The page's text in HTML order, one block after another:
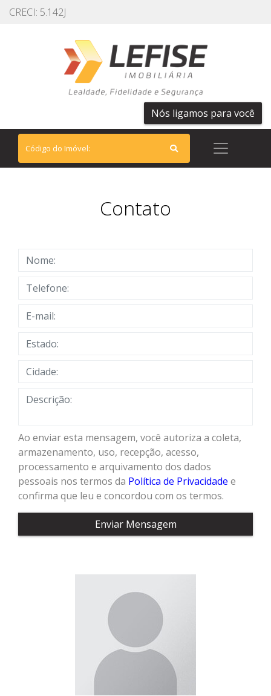
CRECI: 5.142J
Nós ligamos para você
Contato
Ao enviar esta mensagem, você autoriza a coleta,
armazenamento, uso, recepção, acesso,
processamento e arquivamento dos dados
pessoais nos termos da Política de Privacidade e
confirma que leu e concordou com os termos.
Enviar Mensagem